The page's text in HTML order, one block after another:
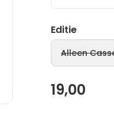
Editie
Alleen
19,00